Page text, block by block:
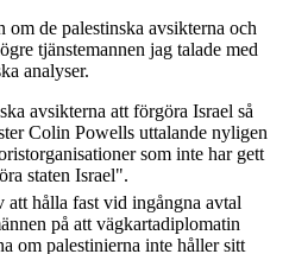
om de palestinska avsikterna och
tjänstemannen jag talade med
analyser.
avsikterna att förgöra Israel så
Colin Powells uttalande nyligen
som inte har gett
staten Israel".
att hålla fast vid ingångna avtal
på att vägkartadiplomatin
om palestinierna inte håller sitt